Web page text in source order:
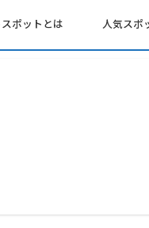
ポットとは 人気スポ